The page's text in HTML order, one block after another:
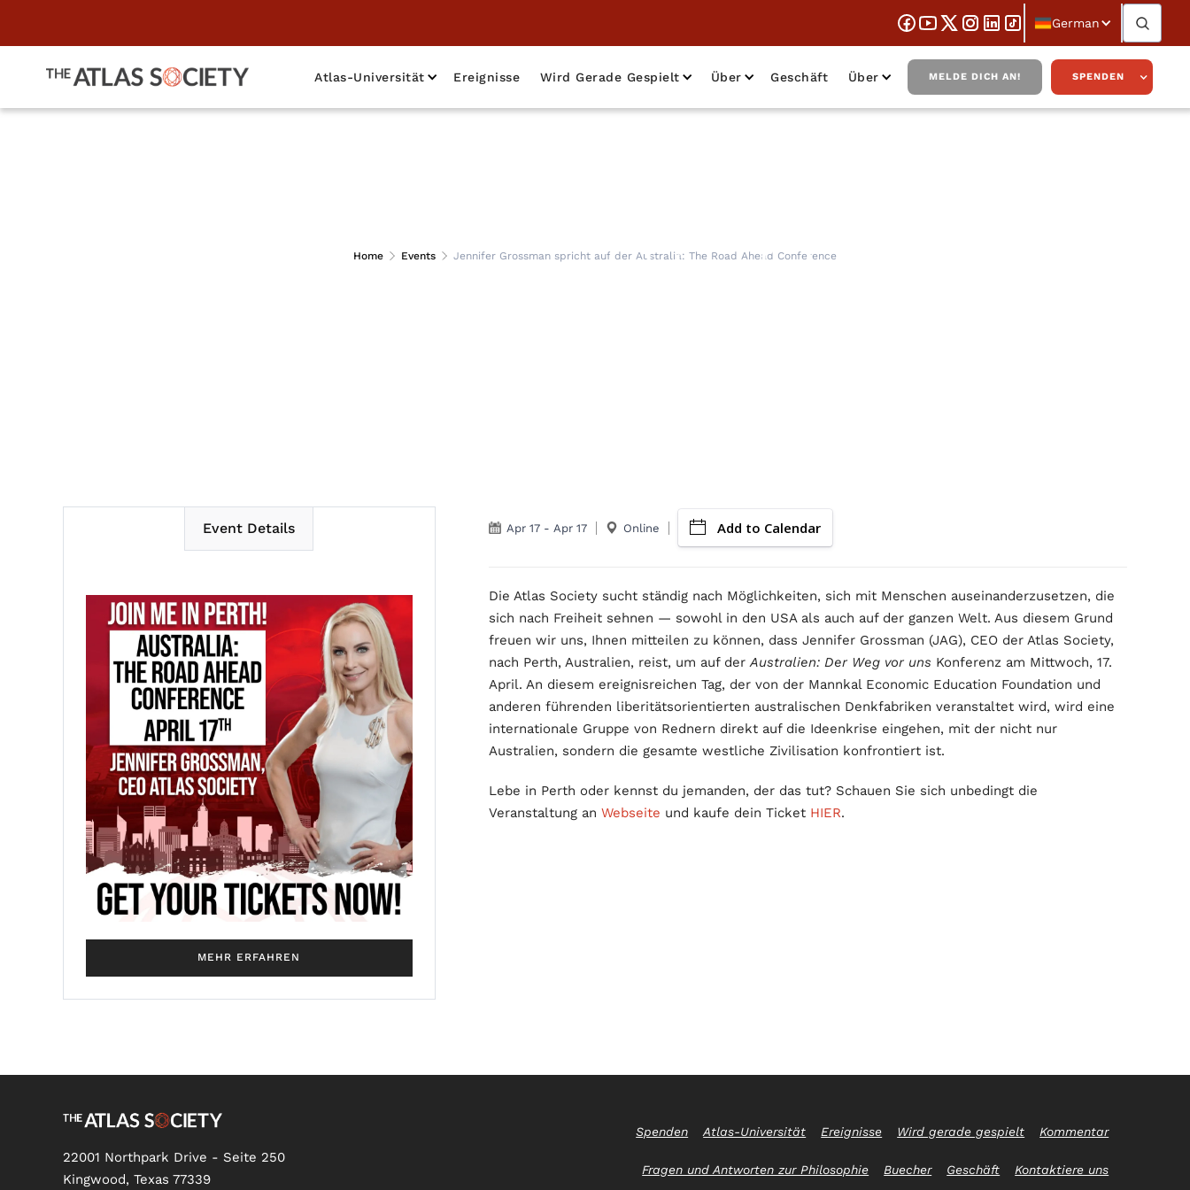
German
Atlas-Universität Ereignisse Wird Gerade Gespielt Über Geschäft Über MELDE DICH AN! SPENDEN
Home Events Jennifer Grossman spricht auf der Australia: The Road Ahead Conference
Jennifer Grossman spricht auf der Australia:
Event Details
MEHR ERFAHREN
Apr 17 - Apr 17 Online Add to Calendar
Die Atlas Society sucht ständig nach Möglichkeiten, sich mit Menschen auseinanderzusetzen, die
sich nach Freiheit sehnen — sowohl in den USA als auch auf der ganzen Welt. Aus diesem Grund
freuen wir uns, Ihnen mitteilen zu können, dass Jennifer Grossman (JAG), CEO der Atlas Society,
nach Perth, Australien, reist, um auf derAustralien: Der Weg vor uns Konferenz am Mittwoch, 17.
April. An diesem ereignisreichen Tag, der von der Mannkal Economic Education Foundation und
anderen führenden liberitätsorientierten australischen Denkfabriken veranstaltet wird, wird eine
internationale Gruppe von Rednern direkt auf die Ideenkrise eingehen, mit der nicht nur
Australien, sondern die gesamte westliche Zivilisation konfrontiert ist.
Lebe in Perth oder kennst du jemanden, der das tut? Schauen Sie sich unbedingt die
Veranstaltung an Webseite und kaufe dein Ticket HIER.
22001 Northpark Drive - Seite 250
Kingwood, Texas 77339
Spenden Atlas-Universität Ereignisse Wird gerade gespielt Kommentar
Fragen und Antworten zur Philosophie Buecher Geschäft Kontaktiere uns